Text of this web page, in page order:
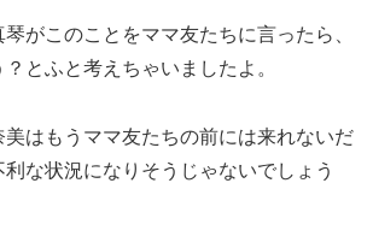
がこのことをママ友たちに言ったら、
とふと考えちゃいましたよ。
美はもうママ友たちの前には来れないだ
な状況になりそうじゃないでしょう